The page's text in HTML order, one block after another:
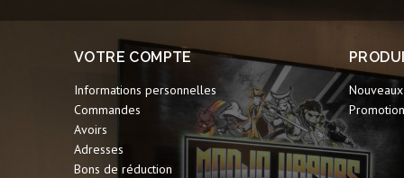
VOTRE COMPTE
Informations personnelles
Commandes
Avoirs
Adresses
Bons de réduction